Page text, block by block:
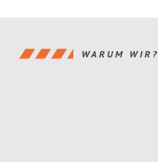
WARUM WIR?